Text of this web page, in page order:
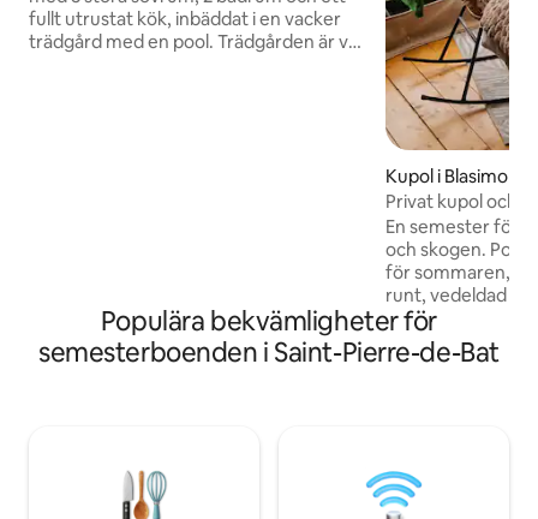
fullt utrustat kök, inbäddat i en vacker
trädgård med en pool. Trädgården är väl
Kupol i Blasimon
Privat kupol och
Domaine du
En semester för
och skogen. Pool uppfriskande uteplats
för sommaren, nordiskt
runt, vedeldad
vinter – kupolen
årstider. Vosges Tradition
en romantisk helg. 50 minuter
Bordeaux, 20
Populära bekvämligheter för
semesterboenden i Saint-Pierre-de-Bat